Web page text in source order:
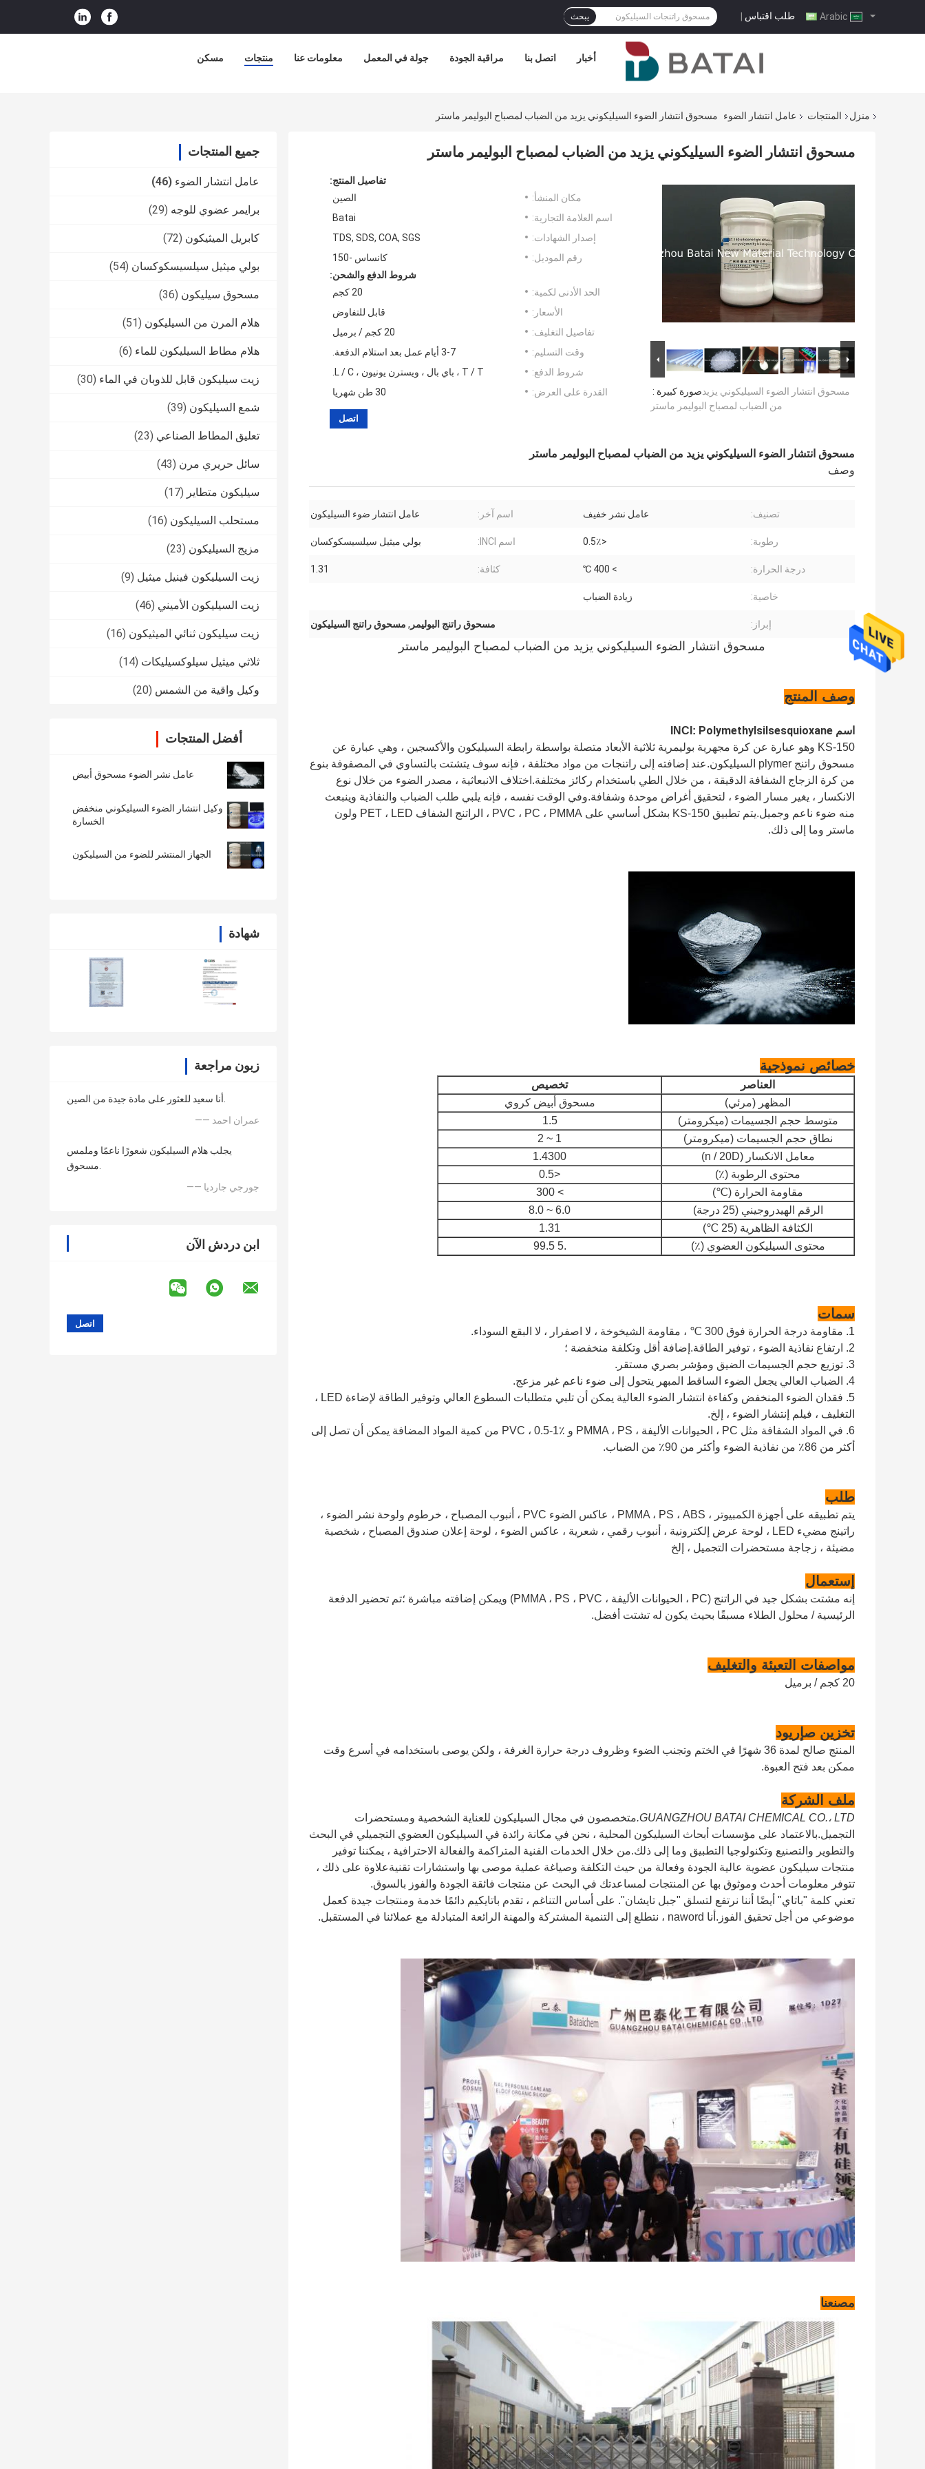
طلب اقتباس | يبحث
مسكن منتجات معلومات عنا جولة في المعمل مراقبة الجودة اتصل بنا أخبار
منزل المنتجات عامل انتشار الضوء مسحوق انتشار الضوء السيليكوني يزيد من الضباب لمصباح البوليمر ماستر
جميع المنتجات
عامل انتشار الضوء (46)
برايمر عضوي للوجه (29)
كابريل الميثيكون (72)
بولي ميثيل سيلسيسكوكسان (54)
مسحوق سيليكون (36)
هلام المرن من السيليكون (51)
هلام مطاط السيليكون للماء (6)
زيت سيليكون قابل للذوبان في الماء (30)
شمع السيليكون (39)
تعليق المطاط الصناعي (23)
سائل حريري مرن (43)
سيليكون متطاير (17)
مستحلب السيليكون (16)
مزيج السيليكون (23)
زيت السيليكون فينيل ميثيل (9)
زيت السيليكون الأميني (46)
زيت سيليكون ثنائي الميثيكون (16)
ثلاثي ميثيل سيلوكسيليكات (14)
وكيل واقية من الشمس (20)
أفضل المنتجات
عامل نشر الضوء مسحوق أبيض
وكيل انتشار الضوء السيليكوني منخفض
الخسارة
الجهاز المنتشر للضوء من السيليكون
شهادة
زبون مراجعة
أنا سعيد للعثور على مادة جيدة من الصين.
—— عمران احمد
يجلب هلام السيليكون شعورًا ناعمًا وملمس
مسحوق.
—— جورجي جارديا
ابن دردش الآن
مسحوق انتشار الضوء السيليكوني يزيد من الضباب لمصباح البوليمر ماستر
صورة كبيرة :مسحوق انتشار الضوء السيليكوني يزيد
من الضباب لمصباح البوليمر ماستر
تفاصيل المنتج:
مكان المنشأ:
الصين
اسم العلامة التجارية:
Batai
إصدار الشهادات:
TDS, SDS, COA, SGS
رقم الموديل:
كانساس -150
شروط الدفع والشحن:
الحد الأدنى لكمية:
20 كجم
الأسعار:
قابل للتفاوض
تفاصيل التغليف:
20 كجم / برميل
وقت التسليم:
3-7 أيام عمل بعد استلام الدفعة.
شروط الدفع:
T / T ، باي بال ، ويسترن يونيون ، L / C.
القدرة على العرض:
30 طن شهريا
اتصل
مسحوق انتشار الضوء السيليكوني يزيد من الضباب لمصباح البوليمر ماستر
وصف
تصنيف: عامل نشر خفيف اسم آخر: عامل انتشار ضوء السيليكون
رطوبة: <0.5٪ اسم INCI: بولي ميثيل سيلسيسكوكسان
درجة الحرارة: > 400 ℃ كثافة: 1.31
خاصية: زيادة الضباب
إبراز: مسحوق راتنج البوليمر , مسحوق راتنج السيليكون
مسحوق انتشار الضوء السيليكوني يزيد من الضباب لمصباح البوليمر ماستر
وصف المنتج
اسم INCI: Polymethylsilsesquioxane
KS-150 وهو عبارة عن كرة مجهرية بوليمرية ثلاثية الأبعاد متصلة بواسطة رابطة السيليكون والأكسجين ، وهي عبارة عن
مسحوق راتنج plymer السيليكون.عند إضافته إلى راتنجات من مواد مختلفة ، فإنه سوف يتشتت بالتساوي في المصفوفة بنوع
من كرة الزجاج الشفافة الدقيقة ، من خلال الطي باستخدام ركائز مختلفة.اختلاف الانبعاثية ، مصدر الضوء من خلال نوع
الانكسار ، يغير مسار الضوء ، لتحقيق أغراض موحدة وشفافة.وفي الوقت نفسه ، فإنه يلبي طلب الضباب والنفاذية وينبعث
منه ضوء ناعم وجميل.يتم تطبيق KS-150 بشكل أساسي على PVC ، PC ، PMMA ، الراتنج الشفاف PET ، LED ولون
ماستر وما إلى ذلك.
خصائص نموذجية
العناصر
تخصيص
المظهر (مرئي)
مسحوق أبيض كروي
متوسط ​​حجم الجسيمات (ميكرومتر)
1.5
نطاق حجم الجسيمات (ميكرومتر)
1 ~ 2
معامل الانكسار (n / 20D)
1.4300
محتوى الرطوبة (٪)
<0.5
مقاومة الحرارة (℃)
> 300
الرقم الهيدروجيني (25 درجة)
6.0 ~ 8.0
الكثافة الظاهرية (25 ℃)
1.31
محتوى السيليكون العضوي (٪)
.5 99.5
سمات
1. مقاومة درجة الحرارة فوق 300 ℃ ، مقاومة الشيخوخة ، لا اصفرار ، لا البقع السوداء.
2. ارتفاع نفاذية الضوء ، توفير الطاقة.إضافة أقل وتكلفة منخفضة ؛
3. توزيع حجم الجسيمات الضيق ومؤشر بصري مستقر.
4. الضباب العالي يجعل الضوء الساقط المبهر يتحول إلى ضوء ناعم غير مزعج.
5. فقدان الضوء المنخفض وكفاءة انتشار الضوء العالية يمكن أن تلبي متطلبات السطوع العالي وتوفير الطاقة لإضاءة LED ،
التغليف ، فيلم إنتشار الضوء ، إلخ.
6. في المواد الشفافة مثل PC ، الحيوانات الأليفة ، PMMA ، PS و PVC ، 0.5-1٪ من كمية المواد المضافة يمكن أن تصل إلى
أكثر من 86٪ من نفاذية الضوء وأكثر من 90٪ من الضباب.
طلب
يتم تطبيقه على أجهزة الكمبيوتر ، PMMA ، PS ، ABS ، عاكس الضوء PVC ، أنبوب المصباح ، خرطوم ولوحة نشر الضوء ،
راتينج مضيء LED ، لوحة عرض إلكترونية ، أنبوب رقمي ، شعرية ، عاكس الضوء ، لوحة إعلان صندوق المصباح ، شخصية
مضيئة ، زجاجة مستحضرات التجميل ، إلخ
إستعمال
إنه مشتت بشكل جيد في الراتنج (PC ، الحيوانات الأليفة ، PMMA ، PS ، PVC) ويمكن إضافته مباشرة ؛تم تحضير الدفعة
الرئيسية / محلول الطلاء مسبقًا بحيث يكون له تشتت أفضل.
مواصفات التعبئة والتغليف
20 كجم / برميل
تخزين صإريود
المنتج صالح لمدة 36 شهرًا في الختم وتجنب الضوء وظروف درجة حرارة الغرفة ، ولكن يوصى باستخدامه في أسرع وقت
ممكن بعد فتح العبوة.
ملف الشركة
GUANGZHOU BATAI CHEMICAL CO.، LTD. متخصصون في مجال السيليكون للعناية الشخصية ومستحضرات
التجميل.بالاعتماد على مؤسسات أبحاث السيليكون المحلية ، نحن في مكانة رائدة في السيليكون العضوي التجميلي في البحث
والتطوير والتصنيع وتكنولوجيا التطبيق وما إلى ذلك.من خلال الخدمات الفنية المتراكمة والفعالة الاحترافية ، يمكننا توفير
منتجات سيليكون عضوية عالية الجودة وفعالة من حيث التكلفة وصياغة عملية موصى بها واستشارات تقنيةعلاوة على ذلك ،
تتوفر معلومات أحدث وموثوق بها عن المنتجات لمساعدتك في البحث عن منتجات فائقة الجودة والفوز بالسوق.
تعني كلمة "باتاي" أيضًا أننا نرتفع لتسلق "جبل تايشان". على أساس التناغم ، تقدم باتايكيم دائمًا خدمة ومنتجات جيدة كعمل
موضوعي من أجل تحقيق الفوز.أنا naword ، نتطلع إلى التنمية المشتركة والمهنة الرائعة المتبادلة مع عملائنا في المستقبل.
مصنعنا